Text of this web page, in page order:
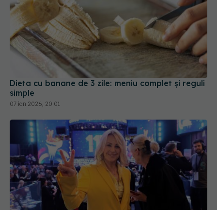
Dieta cu banane de 3 zile: meniu complet și reguli
simple
07 ian 2026, 20:01
Alimentul pe care Nadia Comăneci nu-l mănâncă